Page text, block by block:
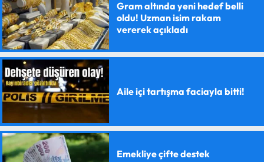
Gram altında yeni hedef belli
oldu! Uzman isim rakam
vererek açıkladı
Aile içi tartışma faciayla bitti!
Emekliye çifte destek